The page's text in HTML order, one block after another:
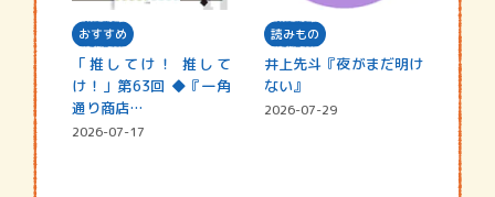
おすすめ
「推してけ！ 推して
け！」第63回 ◆『一角
通り商店…
2026-07-17
読みもの
井上先斗『夜がまだ明け
ない』
2026-07-29